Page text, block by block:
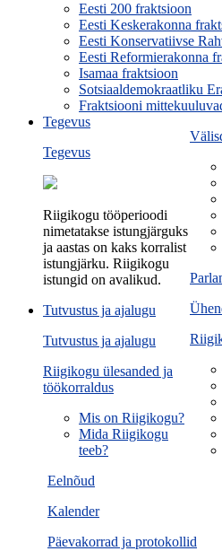
Eesti 200 fraktsioon
Eesti Keskerakonna
Eesti Konservatiivse
Eesti Reformierakonna
Isamaa fraktsioon
Sotsiaaldemokraatliku
Fraktsiooni
Tegevus
Tegevus
Riigikogu tööperioodi
nimetatakse istungjärguks
ja aastas on kaks korralist
istungjärku. Riigikogu
istungid on avalikud.
Eelnõud
Kalender
Päevakorrad ja protokollid
Tutvustus ja ajalugu
Tutvustus ja ajalugu
Riigikogu ülesanded ja
töökorraldus
Mis on Riigikogu?
Mida Riigikogu
teeb?